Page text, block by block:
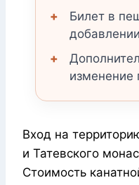
Билет в
Вход на
и Татевского
Стоимость